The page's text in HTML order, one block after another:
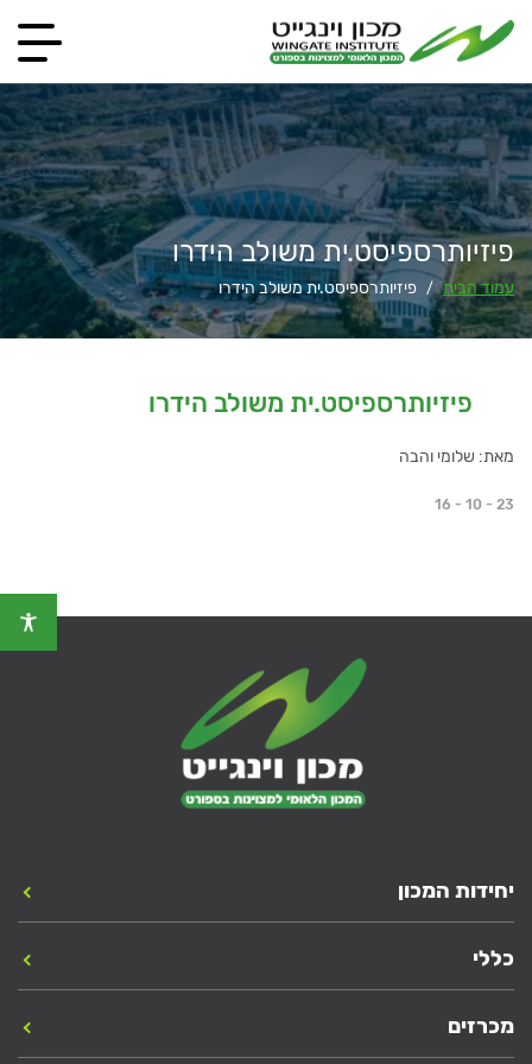
פיזיותרספיסט.ית משולב הידרו
עמוד הבית / פיזיותרספיסט.ית משולב הידרו
פיזיותרספיסט.ית משולב הידרו
מאת: שלומי והבה
16 - 10 - 23
יחידות המכון
כללי
מכרזים